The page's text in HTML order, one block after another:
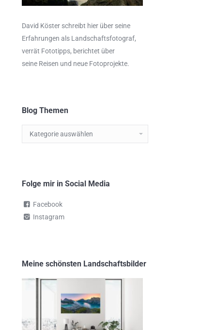
David Köster schreibt hier über seine
Erfahrungen als Landschaftsfotograf,
verrät Fototipps, berichtet über
seine Reisen und neue Fotoprojekte.
Blog Themen
Blog
Themen
Folge mir in Social Media
Facebook
Instagram
Meine schönsten Landschaftsbilder